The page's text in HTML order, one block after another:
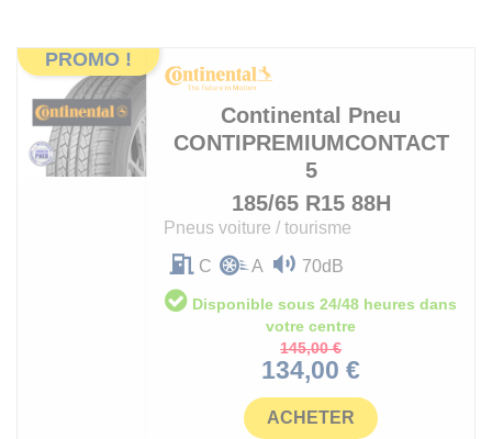
Continental Pneu
CONTIPREMIUMCONTACT
5
185/65 R15 88H
Pneus voiture / tourisme
C A 70dB
Disponible sous 24/48 heures dans
votre centre
Prix
de
base
145,00 €
Prix
134,00 €
ACHETER
PROMO !